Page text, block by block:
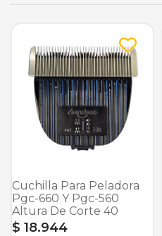
Cuchilla Para Peladora
Pgc-660 Y Pgc-560
Altura De Corte 40
$ 18.944